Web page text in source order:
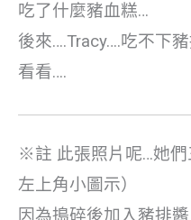
吃了什麼豬血糕…
後來….Tracy….吃不下
看看….
※註 此張照片呢…她們
左上角小圖示）
因為搗碎後加入豬排